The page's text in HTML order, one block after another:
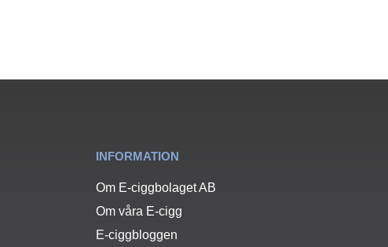
INFORMATION
Om E-ciggbolaget AB
Om våra E-cigg
E-ciggbloggen